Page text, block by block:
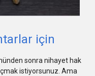
için
sonra nihayet hak
istiyorsunuz. Ama